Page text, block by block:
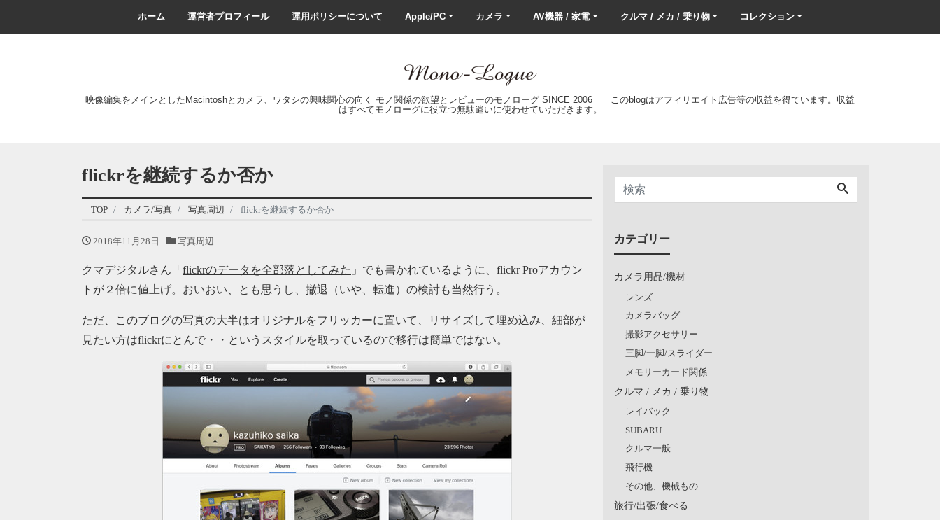
ホーム 運営者プロフィール 運用ポリシーについて Apple/PC カメラ AV機器 / 家電 クルマ / メカ / 乗り物 コレクション
映像編集をメインとしたMacintoshとカメラ、ワタシの興味関心の向く モノ関係の欲望とレビューのモノローグ SINCE 2006 このblogはアフィリエイト広告等の収益を得ています。収益
はすべてモノローグに役立つ無駄遣いに使わせていただきます。
flickrを継続するか否か
TOP カメラ/写真 写真周辺 flickrを継続するか否か
2018年11月28日 写真周辺
クマデジタルさん「 flickrのデータを全部落としてみた 」でも書かれているように、flickr Proアカウン
トが２倍に値上げ。おいおい、とも思うし、撤退（いや、転進）の検討も当然行う。
ただ、このブログの写真の大半はオリジナルをフリッカーに置いて、リサイズして埋め込み、細部が
見たい方はflickrにとんで・・というスタイルを取っているので移行は簡単ではない。
カテゴリー
カメラ用品/機材
レンズ
カメラバッグ
撮影アクセサリー
三脚/一脚/スライダー
メモリーカード関係
クルマ / メカ / 乗り物
レイバック
SUBARU
クルマ一般
飛行機
その他、機械もの
旅行/出張/食べる